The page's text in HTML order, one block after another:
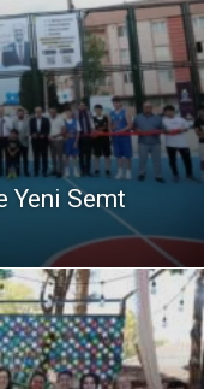
Yeni Semt